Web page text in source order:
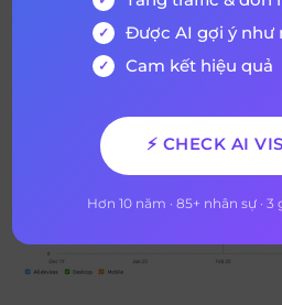
Được AI gợi ý như
Cam kết hiệu quả
⚡ CHECK AI
Hơn 10 năm · 85+ nhân sự ·